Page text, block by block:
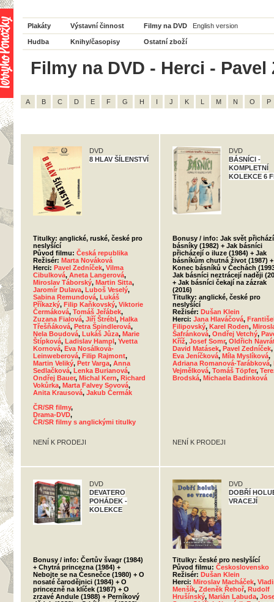
Plakáty Výstavní činnost Filmy na DVD English version
Hudba Knihy/časopisy Ostatní zboží
Filmy na DVD - Herci -
A B C D E F G H I J K L M N O P
DVD
8 HLAV ŠÍLENSTVÍ
Titulky: anglické, ruské, české pro
neslyšící
Původ filmu: Česká republika
Režisér: Marta Nováková
Herci: Pavel Zedníček, Vilma
Cibulková, Aneta Langerová,
Miroslav Táborský, Martin Sitta,
Jaromír Dulava, Luboš Veselý,
Sabina Remundová, Lukáš
Příkazký, Filip Kaňkovský, Viktorie
Čermáková, Tomáš Jeřábek,
Zuzana Fialová, Jiří Štrébl, Halka
Třešňáková, Petra Špindlerová,
Nela Boudová, Lukáš Jůza, Marie
Štípková, Ladislav Hampl, Yvetta
Kornová, Eva Nosálková-
Leinweberová, Filip Rajmont,
Martin Veliký, Petr Varga, Anna
Sedlačková, Lenka Burianová,
Ondřej Bauer, Michal Kern, Richard
Vokůrka, Marta Falvey Sovová,
Anita Krausová, Jakub Čermák
ČR/SR filmy,
Drama-DVD,
ČR/SR filmy s anglickými titulky
NENÍ K PRODEJI
DVD
BÁSNÍCI -
KOMPLETNÍ
KOLEKCE 6
Bonusy / info: Jak svět
básníky (1982) + Jak básníci
přicházejí o iluze (1984) + Jak
básníkům chutná život (1987) +
Konec básníků v Čechách
Jak básníci neztrácejí naději
+ Jak básníci čekají na zázrak
(2016)
Titulky: anglické, české pro
neslyšící
Režisér: Dušan Klein
Herci: Jana Hlaváčová,
Filipovský, Karel Roden,
Šafránková, Ondřej Vetchý,
Kříž, Josef Somr, Oldřich
David Matásek, Pavel Zedníček,
Eva Jeníčková, Míla Myslíková,
Adriana Romanová-Tarábková,
Vejmělková, Tomáš Töpfer,
Brodská, Michaela Badinková
NENÍ K PRODEJI
DVD
DEVATERO
POHÁDEK -
KOLEKCE
Bonusy / info: Čertův švagr (1984)
+ Chytrá princezna (1984) +
Nebojte se na Česnečce (1980) + O
nosaté čarodějnici (1984) + O
princezně na klíček (1987) + O
zrzavé Andule (1988) + Perníkový
DVD
DOBŘÍ
VRACEJÍ
Titulky: české pro neslyšící
Původ filmu: Československo
Režisér: Dušan Klein
Herci: Miroslav Macháček,
Menšík, Zdeněk Řehoř, Rudolf
Hrušínský, Marián Labuda,